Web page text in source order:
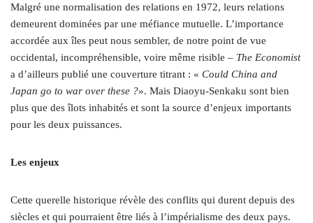
Malgré une normalisation des relations en 1972, leurs relations
demeurent dominées par une méfiance mutuelle. L’importance
accordée aux îles peut nous sembler, de notre point de vue
occidental, incompréhensible, voire même risible – The Economist
a d’ailleurs publié une couverture titrant : « Could China and
Japan go to war over these ?». Mais Diaoyu-Senkaku sont bien
plus que des îlots inhabités et sont la source d’enjeux importants
pour les deux puissances.
Les enjeux
Cette querelle historique révèle des conflits qui durent depuis des
siècles et qui pourraient être liés à l’impérialisme des deux pays.